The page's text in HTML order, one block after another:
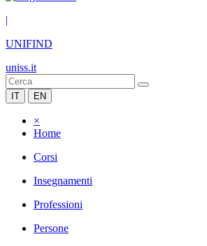
|
UNIFIND
uniss.it
IT EN
×
Home
Corsi
Insegnamenti
Professioni
Persone